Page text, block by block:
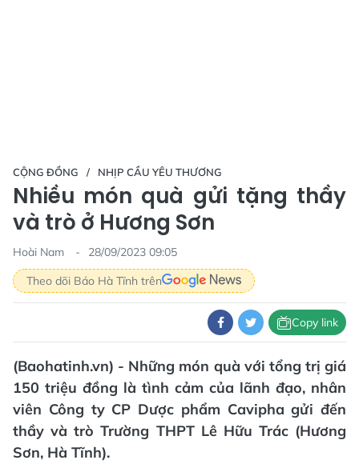
CỘNG ĐỒNG NHỊP CẦU YÊU THƯƠNG
Nhiều món quà gửi tặng thầy
và trò ở Hương Sơn
Hoài Nam
28/09/2023 09:05
Theo dõi Báo Hà Tĩnh trên
Copy link
(Baohatinh.vn) - Những món quà với tổng trị giá
150 triệu đồng là tình cảm của lãnh đạo, nhân
viên Công ty CP Dược phẩm Cavipha gửi đến
thầy và trò Trường THPT Lê Hữu Trác (Hương
Sơn, Hà Tĩnh).